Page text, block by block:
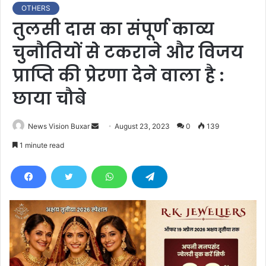
OTHERS
तुलसी दास का संपूर्ण काव्य
चुनौतियों से टकराने और विजय
प्राप्ति की प्रेरणा देने वाला है :
छाया चौबे
News Vision Buxar
d
e
m
a
i
August 23, 2023 0 139
1 minute read